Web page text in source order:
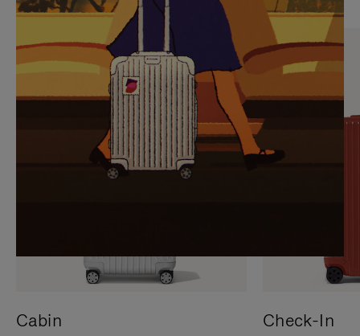
SIE,
UM
ANZUHALTEN
AUFHEBEN
DER
STUMMSCHALTUNG
Cabin Check-In